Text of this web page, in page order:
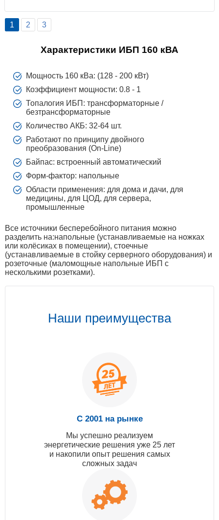
1 2 3
Характеристики ИБП 160 кВА
Мощность 160 кВа: (128 - 200 кВт)
Коэффициент мощности: 0.8 - 1
Топалогия ИБП: трансформаторные /
безтрансформаторные
Количество АКБ: 32-64 шт.
Работают по принципу двойного
преобразования (On-Line)
Байпас: встроенный автоматический
Форм-фактор: напольные
Области применения: для дома и дачи, для
медицины, для ЦОД, для сервера,
промышленные
Все источники бесперебойного питания можно
разделить на:напольные (устанавливаемые на ножках
или колёсиках в помещении), стоечные
(устанавливаемые в стойку серверного оборудования) и
розеточные (маломощные напольные ИБП с
несколькими розетками).
Наши преимущества
С 2001 на рынке
Мы успешно реализуем
энергетические решения уже 25 лет
и накопили опыт решения самых
сложных задач